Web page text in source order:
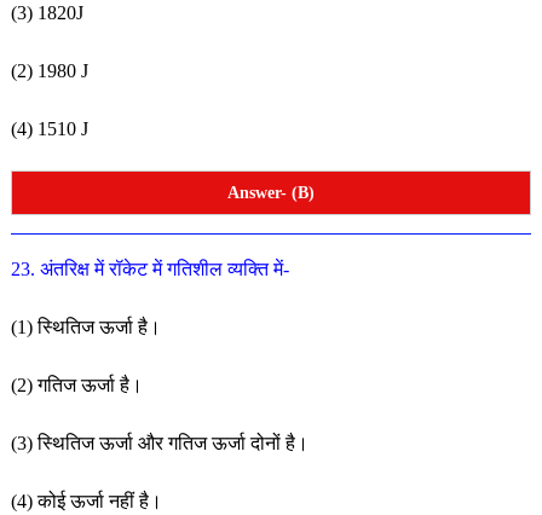
(3) 1820J
(2) 1980 J
(4) 1510 J
Answer- (B)
23. अंतरिक्ष में रॉकेट में गतिशील व्यक्ति में-
(1) स्थितिज ऊर्जा है।
(2) गतिज ऊर्जा है।
(3) स्थितिज ऊर्जा और गतिज ऊर्जा दोनों है।
(4) कोई ऊर्जा नहीं है।